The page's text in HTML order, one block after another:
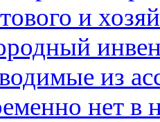
и
из
нет в